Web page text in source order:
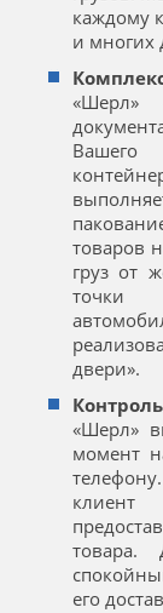
каждому
и многих
«Шерл»
товаров
груз от
точки
двери».
«Шерл»
момент
товара.
его